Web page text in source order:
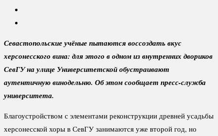
Севастопольские учёные пытаются воссоздать вкус
херсонесского вина: для этого в одном из внутренних двориков
СевГУ на улице Университетской обустраивают
аутентичную винодельню. Об этом сообщает пресс-служба
университета.
Благоустройством с элементами реконструкции древней усадьбы
херсонесской хоры в СевГУ занимаются уже второй год, но